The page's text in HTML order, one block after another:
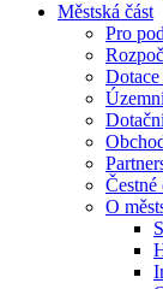
Městská část
Pro
Čestné
O